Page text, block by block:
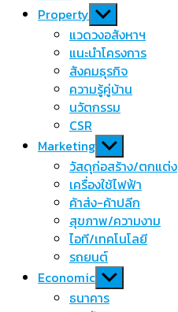
Property Show
sub
menu
แวดวงอสังหาฯ
แนะนำโครงการ
สังคมธุรกิจ
ความรู้คู่บ้าน
นวัตกรรม
CSR
Marketing Show
sub
menu
วัสดุก่อสร้าง/ตกแต่ง
เครื่องใช้ไฟฟ้า
ค้าส่ง-ค้าปลีก
สุขภาพ/ความงาม
ไอที/เทคโนโลยี
รถยนต์
Economic Show
sub
ธนาคาร